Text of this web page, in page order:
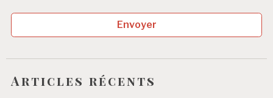
Envoyer
Articles récents